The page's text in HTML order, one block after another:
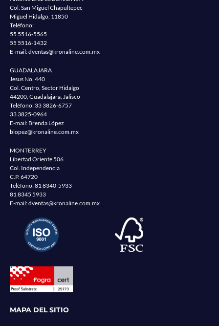
Col. San Miguel Chapultepec
Miguel Hidalgo, 11850
Teléfono:
55 5516-5565
55 5516-1432
E-mail:dventas@kronaline.com.mx
GUADALAJARA
Jesus No. 440
Col. Centro, Sector Hidalgo
44200, Guadalajara, Jalisco
Teléfono: 33 3826-6757
33 3825-0964
E-mail: Brenda López
blopez@kronaline.com.mx
MONTERREY
Libertad Oriente 506
Col. Independencia
C.P. 64720
Teléfono:81 8340-5933
81 8345 5933
E-mail:dventas@kronaline.com.mx
MAPA DEL SITIO